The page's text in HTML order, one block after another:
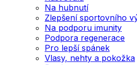
Na hubnutí
Zlepšení sportovního
Na podporu imunity
Podpora regenerace
Pro lepší spánek
Vlasy, nehty a pokožka